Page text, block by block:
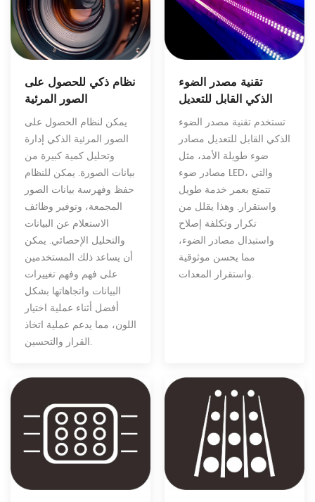
نظام ذكي للحصول على
الصور المرئية
يمكن لنظام الحصول على
الصور المرئية الذكي إدارة
وتحليل كمية كبيرة من
بيانات الصورة. يمكن للنظام
حفظ وفهرسة بيانات الصور
المجمعة، وتوفير وظائف
الاستعلام عن البيانات
والتحليل الإحصائي. يمكن
أن يساعد ذلك المستخدمين
على فهم وفهم تغييرات
البيانات واتجاهاتها بشكل
أفضل أثناء عملية اختيار
اللون، مما يدعم عملية اتخاذ
القرار والتحسين.
تقنية مصدر الضوء
الذكي القابل للتعديل
تستخدم تقنية مصدر الضوء
الذكي القابل للتعديل مصادر
ضوء طويلة الأمد، مثل
مصادر ضوء LED، والتي
تتمتع بعمر خدمة طويل
واستقرار. وهذا يقلل من
تكرار وتكلفة إصلاح
واستبدال مصادر الضوء،
مما يحسن موثوقية
واستقرار المعدات.